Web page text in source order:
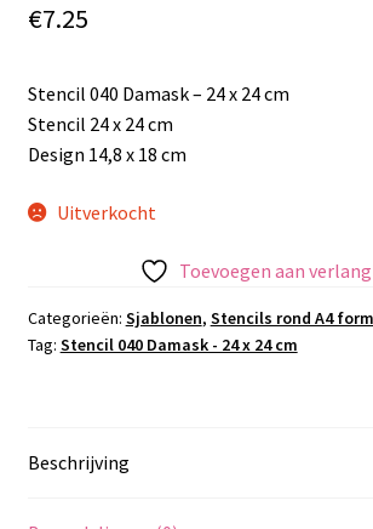
€7.25
Stencil 040 Damask – 24 x 24 cm
Stencil 24 x 24 cm
Design 14,8 x 18 cm
Uitverkocht
Toevoegen aan
Categorieën: Sjablonen, Stencils rond A4
Tag: Stencil 040 Damask - 24 x 24 cm
Beschrijving